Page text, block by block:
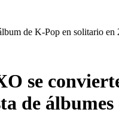
de K-Pop en solitario
se
de álbumes